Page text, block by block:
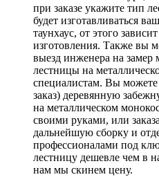
при заказе укажите тип
будет изготавливаться
таунхаус, от этого
изготовления. Также вы
выезд инженера на замер
лестницы на
специалистам. Вы
заказ) деревянную
на металлическом
своими руками, или
дальнейшую сборку и
профессионалами под
лестницу дешевле чем в
нам мы скинем цену.